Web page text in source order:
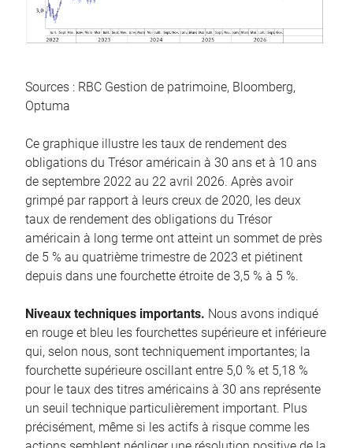
Sources : RBC Gestion de patrimoine, Bloomberg,
Optuma
Ce graphique illustre les taux de rendement des
obligations du Trésor américain à 30 ans et à 10 ans
de septembre 2022 au 22 avril 2026. Après avoir
grimpé par rapport à leurs creux de 2020, les deux
taux de rendement des obligations du Trésor
américain à long terme ont atteint un sommet de près
de 5 % au quatrième trimestre de 2023 et piétinent
depuis dans une fourchette étroite de 3,5 % à 5 %.
Niveaux techniques importants. Nous avons indiqué
en rouge et bleu les fourchettes supérieure et inférieure
qui, selon nous, sont techniquement importantes; la
fourchette supérieure oscillant entre 5,0 % et 5,18 %
pour le taux des titres américains à 30 ans représente
un seuil technique particulièrement important. Plus
précisément, même si les actifs à risque comme les